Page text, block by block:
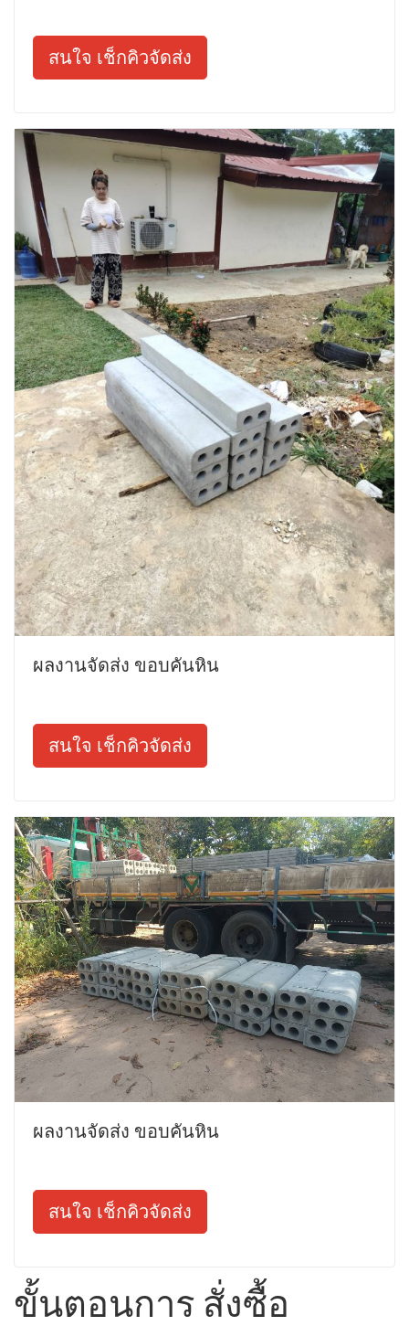
สนใจ เช็กคิวจัดส่ง
ผลงานจัดส่ง ขอบคันหิน
สนใจ เช็กคิวจัดส่ง
ผลงานจัดส่ง ขอบคันหิน
สนใจ เช็กคิวจัดส่ง
ขั้นตอนการ สั่งซื้อ